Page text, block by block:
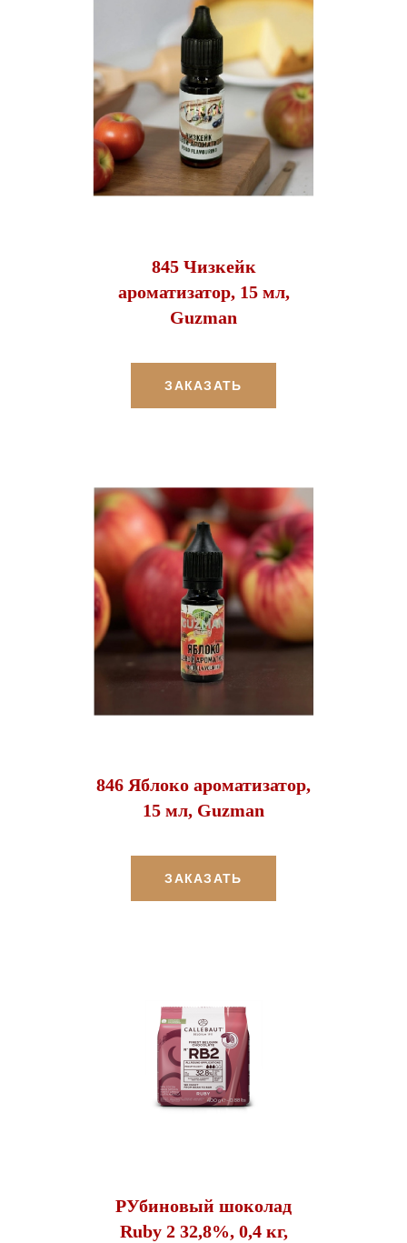
845 Чизкейк
ароматизатор, 15 мл,
Guzman
ЗАКАЗАТЬ
846 Яблоко ароматизатор,
15 мл, Guzman
ЗАКАЗАТЬ
РУбиновый шоколад
Ruby 2 32,8%, 0,4 кг,